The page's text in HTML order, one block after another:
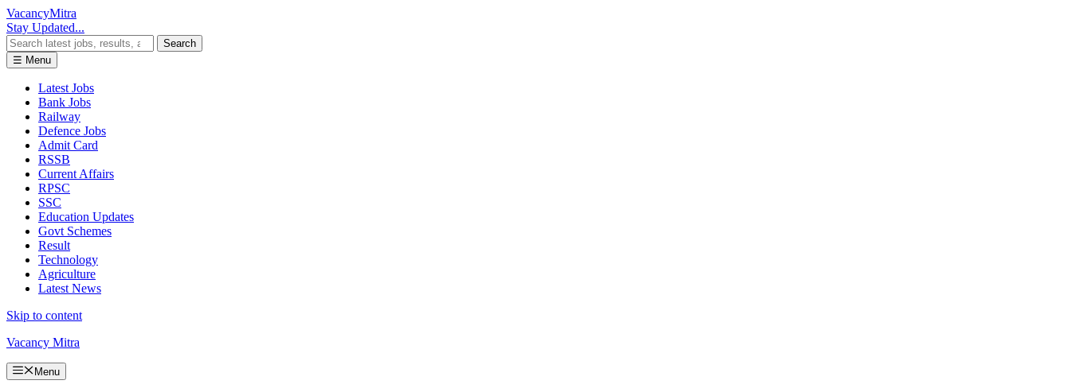
VacancyMitra
Stay Updated...
Search
☰ Menu
Latest Jobs
Bank Jobs
Railway
Defence Jobs
Admit Card
RSSB
Current Affairs
RPSC
SSC
Education Updates
Govt Schemes
Result
Technology
Agriculture
Latest News
Skip to content
Vacancy Mitra
Menu